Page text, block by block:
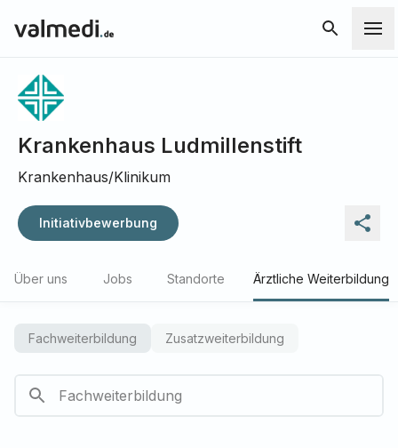
Krankenhaus Ludmillenstift
Krankenhaus/Klinikum
Initiativbewerbung
Über uns Jobs Standorte Ärztliche Weiterbildung
Fachweiterbildung Zusatzweiterbildung